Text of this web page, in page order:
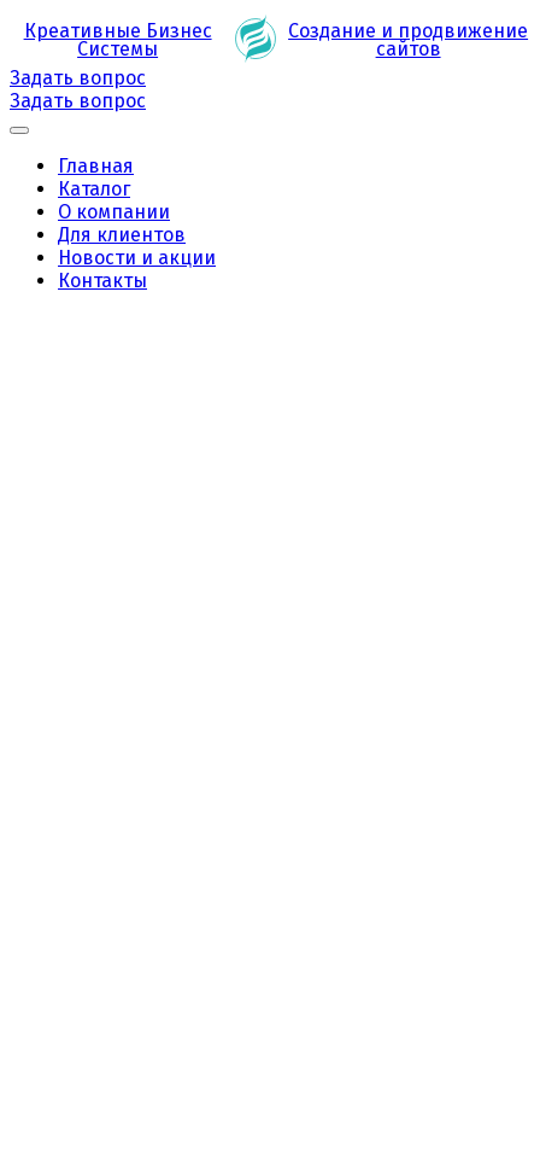
Креативные Бизнес
Системы
Создание и продвижение
сайтов
Задать вопрос
Задать вопрос
Главная
Каталог
О компании
Для клиентов
Новости и акции
Контакты